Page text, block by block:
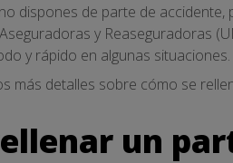
dispones de parte de accidente,
y Reaseguradoras
y rápido en algunas situaciones.
más detalles sobre cómo se
un